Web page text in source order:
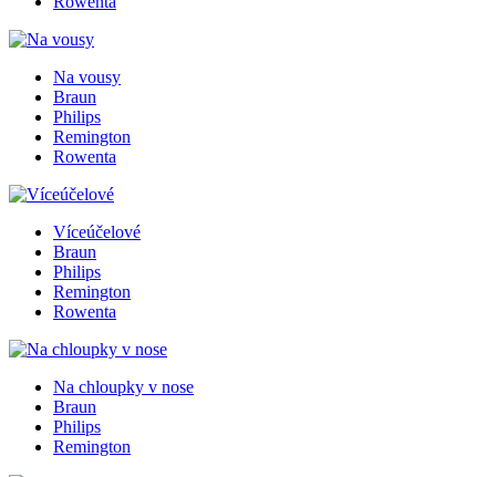
Na vousy
Braun
Philips
Remington
Rowenta
Víceúčelové
Braun
Philips
Remington
Rowenta
Na chloupky v nose
Braun
Philips
Remington